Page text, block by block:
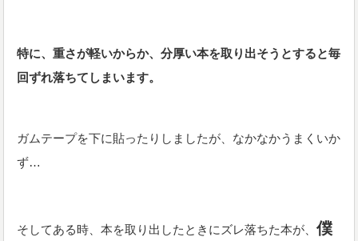
特に、重さが軽いからか、分厚い本を取り出そうとすると毎
回ずれ落ちてしまいます。
ガムテープを下に貼ったりしましたが、なかなかうまくいか
ず…
そしてある時、本を取り出したときにズレ落ちた本が、 僕